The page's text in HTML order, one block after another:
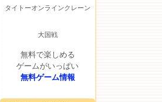
タイトーオンラインクレーン
大国戦
無料で楽しめる
ゲームがいっぱい
無料ゲーム情報